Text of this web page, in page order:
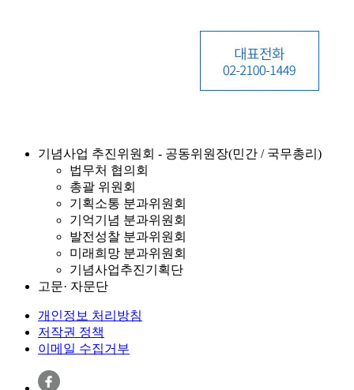
기념사업 추진위원회 - 공동위원장(민간 / 국무총리)
법무처 협의회
총괄 위원회
기획소통 분과위원회
기억기념 분과위원회
발전성찰 분과위원회
미래희망 분과위원회
기념사업추진기획단
고문· 자문단
개인정보 처리방침
저작권 정책
이메일 수집거부